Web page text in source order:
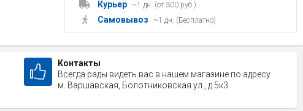
Курьер ~1 дн. (от 300 руб.)
Самовывоз ~1 дн. (Бесплатно)
Контакты
Всегда рады видеть вас в нашем магазине по адресу
м. Варшавская, Болотниковская ул., д.5к3